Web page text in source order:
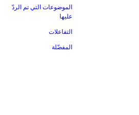
الموضوعات التي تم الردّ
عليها
التفاعلات
المفضّلة